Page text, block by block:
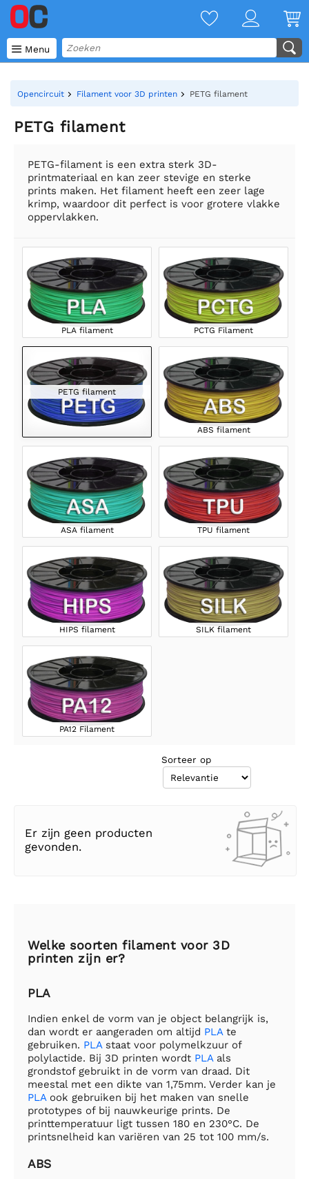
 Menu
Opencircuit Filament voor 3D printen PETG filament
PETG filament
PETG-filament is een extra sterk 3D-
printmateriaal en kan zeer stevige en sterke
prints maken. Het filament heeft een zeer lage
krimp, waardoor dit perfect is voor grotere vlakke
oppervlakken.
PLA filament PCTG Filament
PETG filament
ABS filament
ASA filament TPU filament
HIPS filament SILK filament
PA12 Filament
Sorteer op
Er zijn geen producten
gevonden.
Welke soorten filament voor 3D
printen zijn er?
PLA
Indien enkel de vorm van je object belangrijk is,
dan wordt er aangeraden om altijd PLA te
gebruiken. PLA staat voor polymelkzuur of
polylactide. Bij 3D printen wordt PLA als
grondstof gebruikt in de vorm van draad. Dit
meestal met een dikte van 1,75mm. Verder kan je
PLA ook gebruiken bij het maken van snelle
prototypes of bij nauwkeurige prints. De
printtemperatuur ligt tussen 180 en 230°C. De
printsnelheid kan variëren van 25 tot 100 mm/s.
ABS